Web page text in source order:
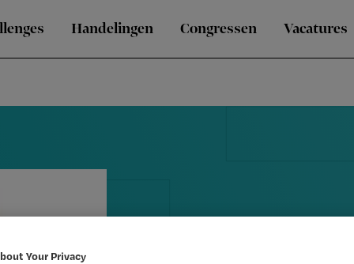
Handelingen Congressen Vacatures
Your Privacy